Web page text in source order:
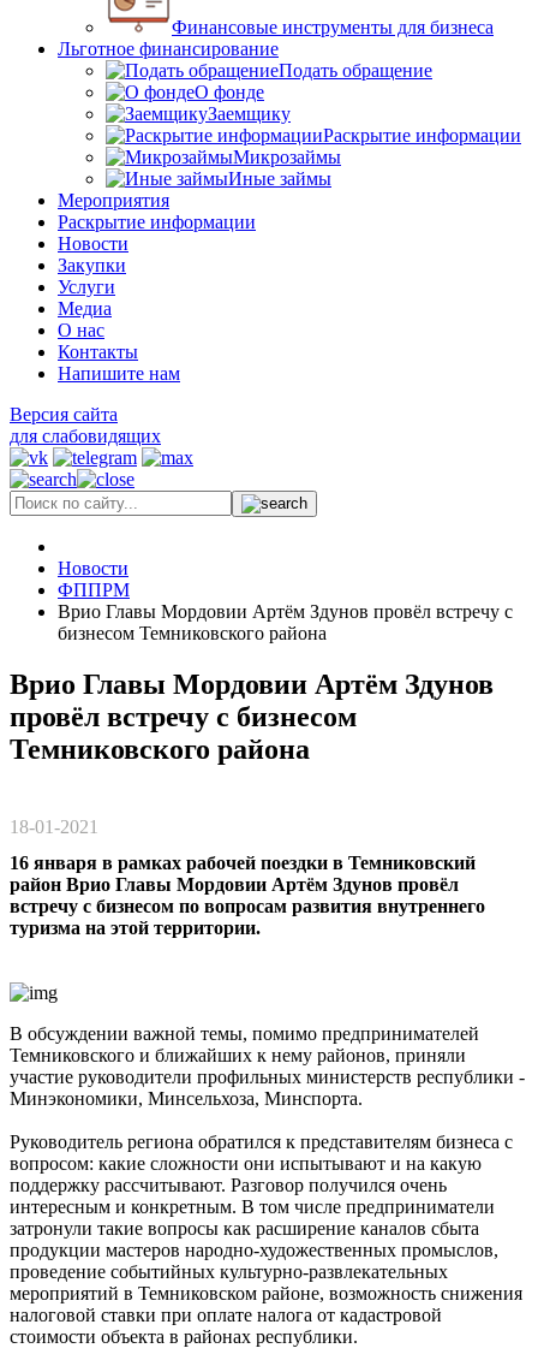
Финансовые инструменты для бизнеса
Льготное финансирование
Подать обращение
О фонде
Заемщику
Раскрытие информации
Микрозаймы
Иные займы
Мероприятия
Раскрытие информации
Новости
Закупки
Услуги
Медиа
О нас
Контакты
Напишите нам
Версия сайта
для слабовидящих
Новости
ФППРМ
Врио Главы Мордовии Артём Здунов провёл встречу с
бизнесом Темниковского района
Врио Главы Мордовии Артём Здунов
провёл встречу с бизнесом
Темниковского района
18-01-2021
16 января в рамках рабочей поездки в Темниковский
район Врио Главы Мордовии Артём Здунов провёл
встречу с бизнесом по вопросам развития внутреннего
туризма на этой территории.
В обсуждении важной темы, помимо предпринимателей
Темниковского и ближайших к нему районов, приняли
участие руководители профильных министерств республики -
Минэкономики, Минсельхоза, Минспорта.
Руководитель региона обратился к представителям бизнеса с
вопросом: какие сложности они испытывают и на какую
поддержку рассчитывают. Разговор получился очень
интересным и конкретным. В том числе предприниматели
затронули такие вопросы как расширение каналов сбыта
продукции мастеров народно-художественных промыслов,
проведение событийных культурно-развлекательных
мероприятий в Темниковском районе, возможность снижения
налоговой ставки при оплате налога от кадастровой
стоимости объекта в районах республики.